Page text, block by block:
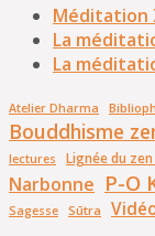
Méditation
La
La
Atelier Dharma
Bouddhisme
lectures Lignée du
Narbonne P-O
Sagesse Sūtra